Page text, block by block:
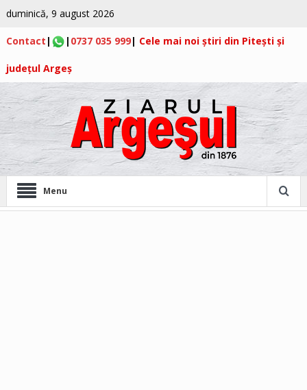
duminică, 9 august 2026
Contact | | 0737 035 999| Cele mai noi știri din Pitești și
județul Argeș
Menu